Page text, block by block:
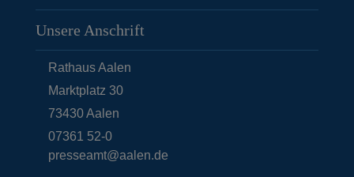
Unsere Anschrift
Rathaus Aalen
Marktplatz 30
73430Aalen
07361 52-0
presseamt@aalen.de